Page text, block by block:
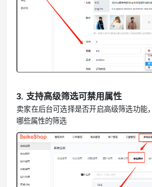
3. 支持高级筛选可禁用属性
卖家在后台可选择是否开启高级筛选功能
哪些属性的筛选